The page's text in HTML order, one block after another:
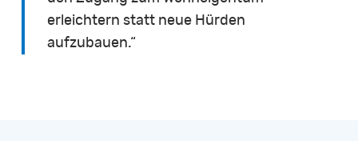
erleichtern statt neue Hürden
aufzubauen.“